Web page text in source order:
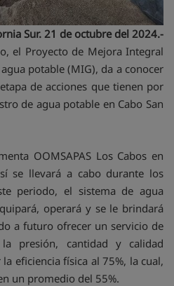
Sur. 21 de octubre del 2024.-
el Proyecto de Mejora Integral
potable (MIG), da a conocer
de acciones que tienen por
de agua potable en Cabo San
OOMSAPAS Los Cabos en
se llevará a cabo durante los
periodo, el sistema de agua
operará y se le brindará
a futuro ofrecer un servicio de
presión, cantidad y calidad
eficiencia física al 75%, la cual,
un promedio del 55%.